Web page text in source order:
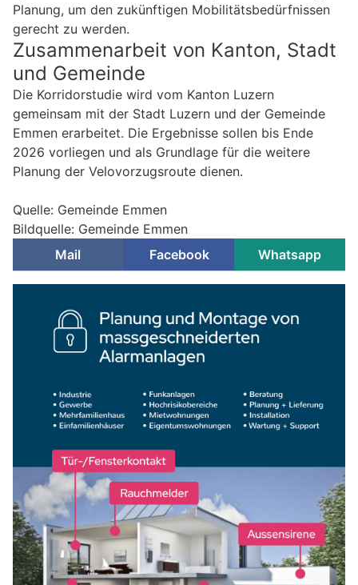
Planung, um den zukünftigen Mobilitätsbedürfnissen
gerecht zu werden.
Zusammenarbeit von Kanton, Stadt
und Gemeinde
Die Korridorstudie wird vom Kanton Luzern
gemeinsam mit der Stadt Luzern und der Gemeinde
Emmen erarbeitet. Die Ergebnisse sollen bis Ende
2026 vorliegen und als Grundlage für die weitere
Planung der Velovorzugsroute dienen.
Quelle: Gemeinde Emmen
Bildquelle: Gemeinde Emmen
Mail
Facebook Whatsapp